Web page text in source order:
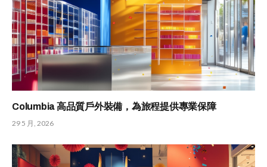
Columbia 高品質戶外裝備，為旅程提供專業保障
29 5 月, 2026